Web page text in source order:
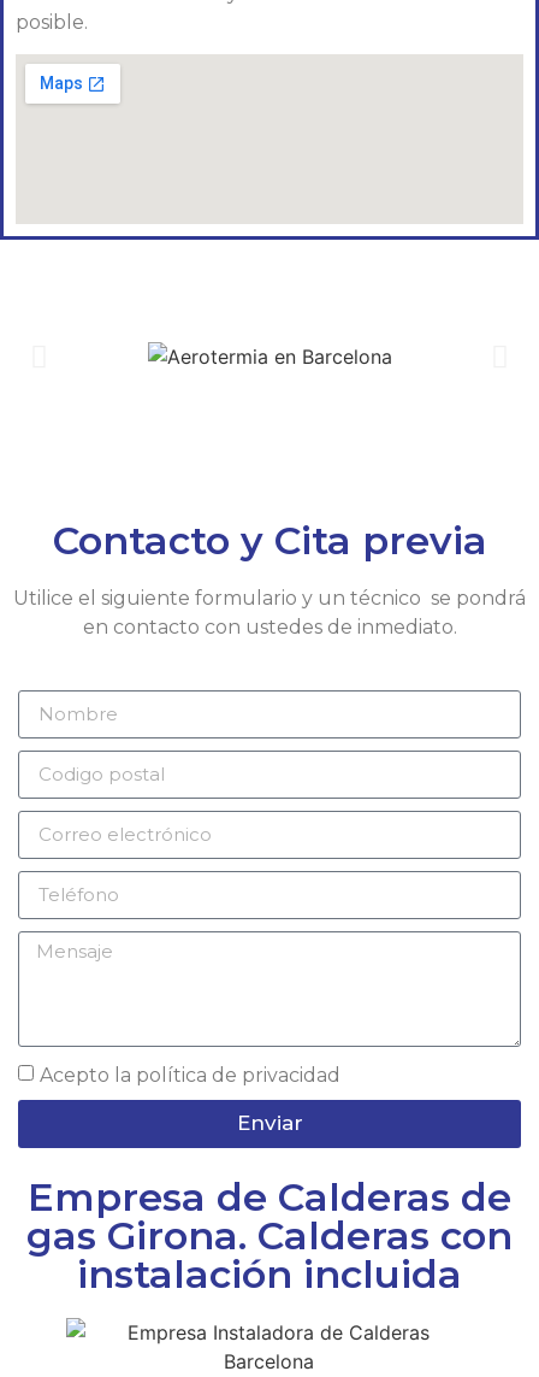
posible.
Contacto y Cita previa
Utilice el siguiente formulario y un técnico se pondrá
en contacto con ustedes de inmediato.
Acepto la política de privacidad
Enviar
Empresa de Calderas de
gas Girona. Calderas con
instalación incluida